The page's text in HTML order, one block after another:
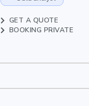
GET A QUOTE
BOOKING PRIVATE